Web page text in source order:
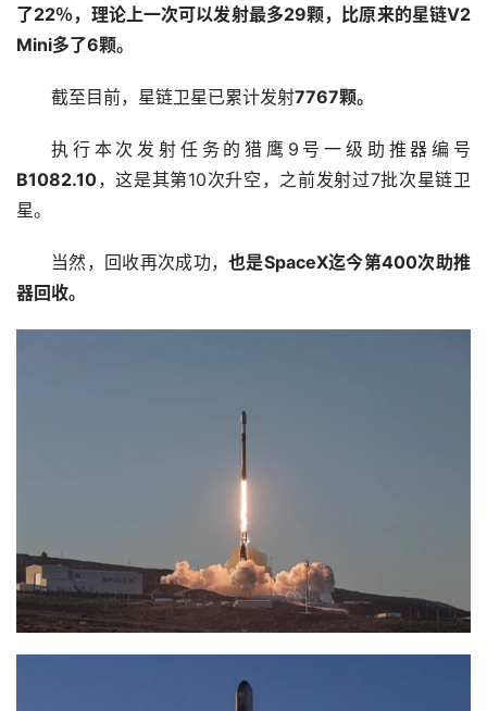
了22％，理论上一次可以发射最多29颗，比原来的星链V2
Mini多了6颗。
截至目前，星链卫星已累计发射7767颗。
执行本次发射任务的猎鹰9号一级助推器编号
B1082.10，这是其第10次升空，之前发射过7批次星链卫
星。
当然，回收再次成功，也是SpaceX迄今第400次助推
器回收。